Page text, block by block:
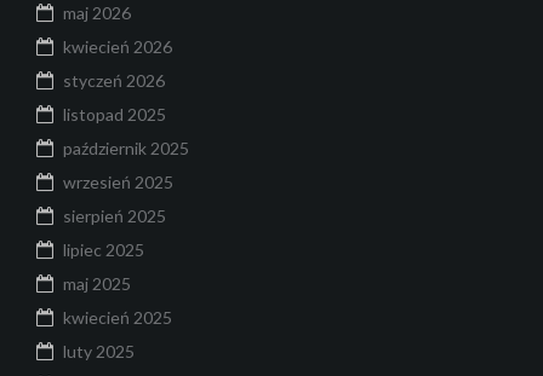
maj 2026
kwiecień 2026
styczeń 2026
listopad 2025
październik 2025
wrzesień 2025
sierpień 2025
lipiec 2025
maj 2025
kwiecień 2025
luty 2025